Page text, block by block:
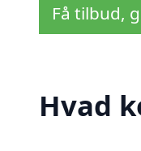
Få tilbud,
Hvad